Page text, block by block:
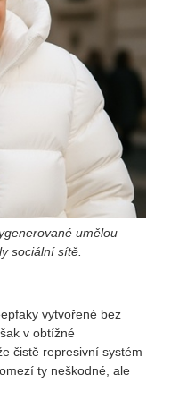
umělou
sociální sítě.
vytvořené bez
v obtížné
čistě represivní systém
ty neškodné, ale